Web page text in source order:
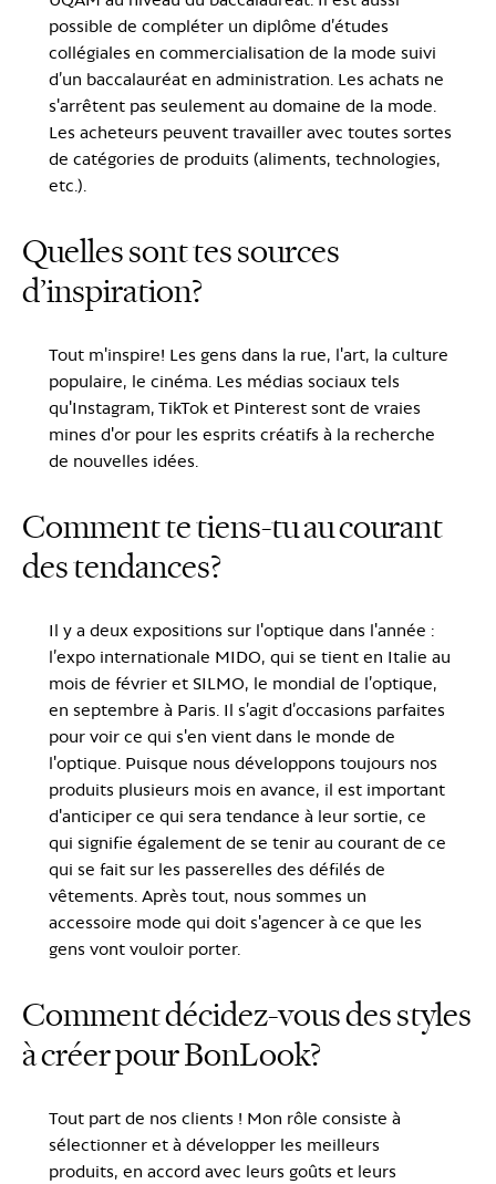
possible de compléter un diplôme d’études
collégiales en commercialisation de la mode suivi
d’un baccalauréat en administration. Les achats ne
s'arrêtent pas seulement au domaine de la mode.
Les acheteurs peuvent travailler avec toutes sortes
de catégories de produits (aliments, technologies,
etc.).
Quelles sont tes sources
d’inspiration?
Tout m'inspire! Les gens dans la rue, l'art, la culture
populaire, le cinéma. Les médias sociaux tels
qu'Instagram, TikTok et Pinterest sont de vraies
mines d'or pour les esprits créatifs à la recherche
de nouvelles idées.
Comment te tiens-tu au courant
des tendances?
Il y a deux expositions sur l'optique dans l'année :
l’expo internationale MIDO, qui se tient en Italie au
mois de février et SILMO, le mondial de l’optique,
en septembre à Paris. Il s’agit d’occasions parfaites
pour voir ce qui s'en vient dans le monde de
l'optique. Puisque nous développons toujours nos
produits plusieurs mois en avance, il est important
d'anticiper ce qui sera tendance à leur sortie, ce
qui signifie également de se tenir au courant de ce
qui se fait sur les passerelles des défilés de
vêtements. Après tout, nous sommes un
accessoire mode qui doit s'agencer à ce que les
gens vont vouloir porter.
Comment décidez-vous des styles
à créer pour BonLook?
Tout part de nos clients ! Mon rôle consiste à
sélectionner et à développer les meilleurs
produits, en accord avec leurs goûts et leurs